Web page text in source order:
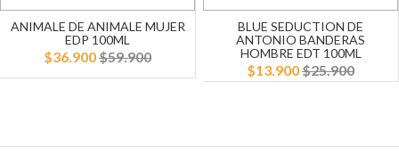
ANIMALE DE ANIMALE MUJER
EDP 100ML
$36.900$59.900
BLUE SEDUCTION DE
ANTONIO BANDERAS
HOMBRE EDT 100ML
$13.900$25.900